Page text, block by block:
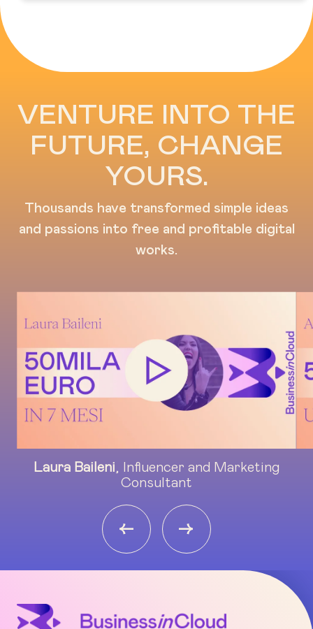
VENTURE INTO THE
FUTURE, CHANGE
YOURS.
Thousands have transformed simple ideas
and passions into free and profitable digital
works.
Laura Baileni, Influencer and Marketing
Consultant
<- ->